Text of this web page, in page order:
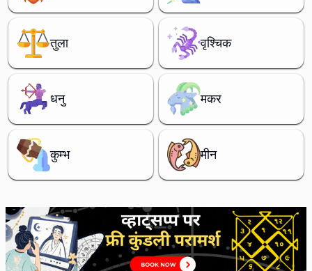
तुला वृश्चिक
धनु मकर
कुम्भ मीन